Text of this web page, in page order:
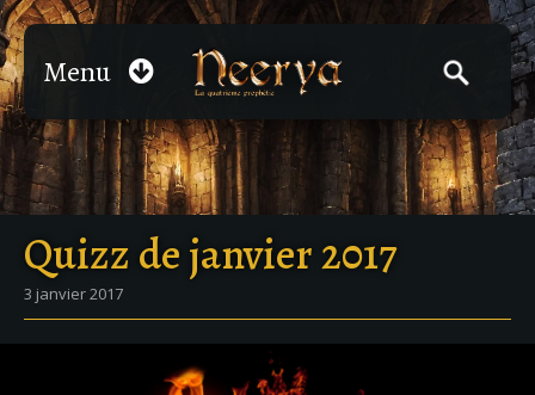
Menu
Quizz de janvier 2017
3 janvier 2017